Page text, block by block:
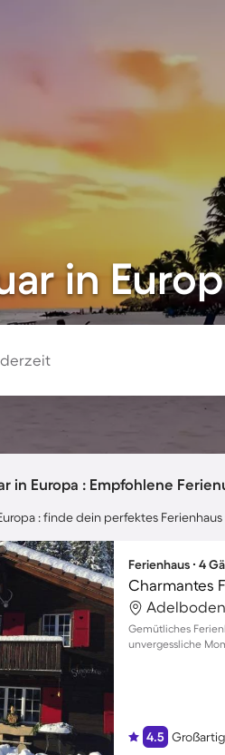
in
in Europa : Empfohlene
: finde dein perfektes
Ferienhaus ∙ 4
Gemütliches
unvergessliche
4.5 Großartig